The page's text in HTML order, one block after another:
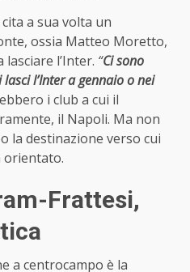
a sua volta un
ossia Matteo Moretto,
l’Inter. “Ci sono
l’Inter a gennaio o nei
i club a cui il
il Napoli. Ma non
la destinazione verso cui
orientato.
Frattesi,
a centrocampo è la